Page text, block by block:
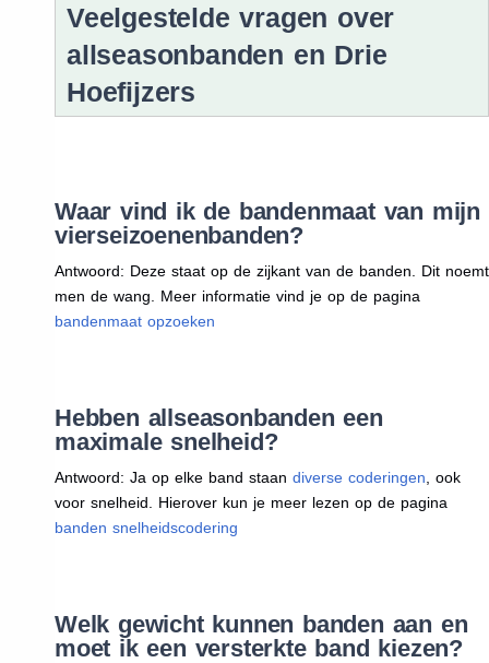
Veelgestelde vragen over
allseasonbanden en Drie
Hoefijzers
Waar vind ik de bandenmaat van mijn
vierseizoenenbanden?
Antwoord: Deze staat op de zijkant van de banden. Dit noemt
men de wang. Meer informatie vind je op de pagina
bandenmaat opzoeken
Hebben allseasonbanden een
maximale snelheid?
Antwoord: Ja op elke band staan diverse coderingen , ook
voor snelheid. Hierover kun je meer lezen op de pagina
banden snelheidscodering
Welk gewicht kunnen banden aan en
moet ik een versterkte band kiezen?